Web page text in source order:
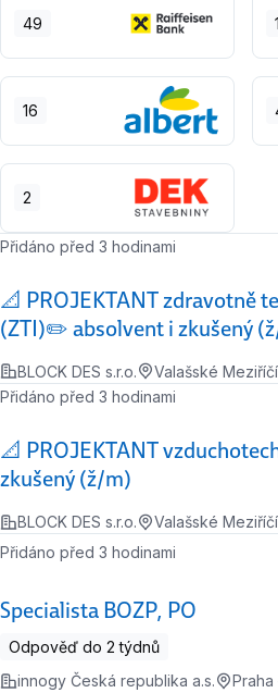
49
16
2
📐 PROJEKTANT zdravotně
(ZTI)✏️ absolvent i zkušený
Přidáno před 3 hodinami
BLOCK DES s.r.o. Valašské Meziříčí
📐 PROJEKTANT
zkušený (ž/m)
Přidáno před 3 hodinami
BLOCK DES s.r.o. Valašské Meziříčí
Specialista BOZP, PO
Přidáno před 3 hodinami
Odpověď do 2 týdnů
innogy Česká republika a.s.
Praha